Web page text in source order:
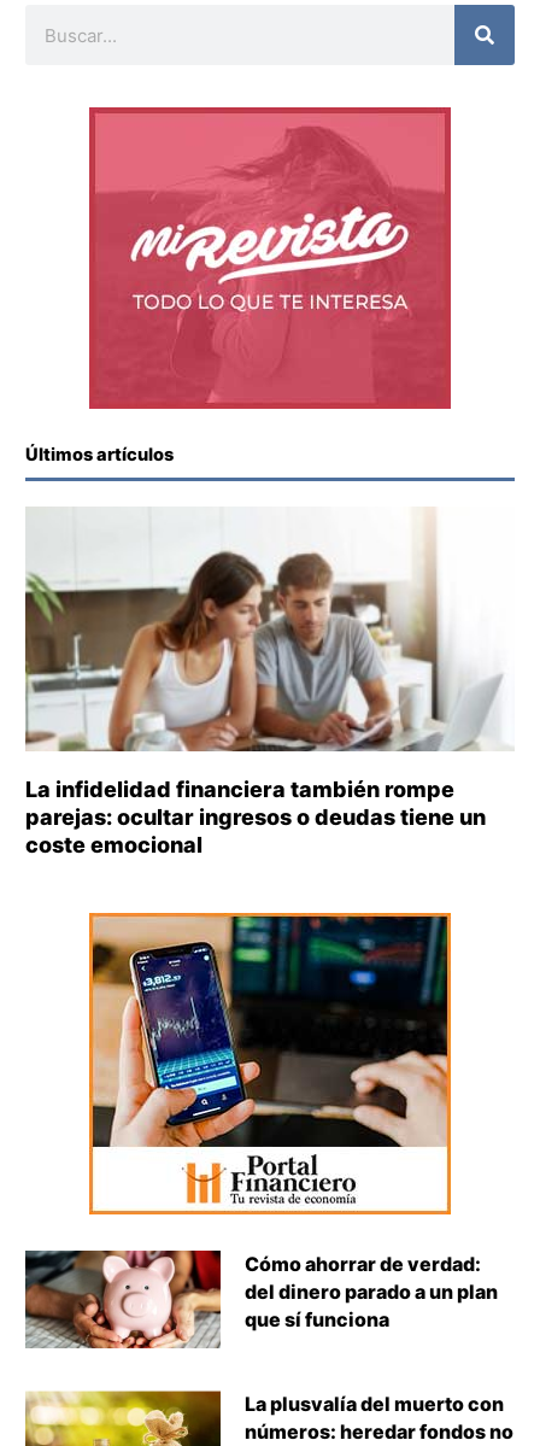
Últimos artículos
La infidelidad financiera también rompe
parejas: ocultar ingresos o deudas tiene un
coste emocional
Cómo ahorrar de verdad:
del dinero parado a un plan
que sí funciona
La plusvalía del muerto con
números: heredar fondos no